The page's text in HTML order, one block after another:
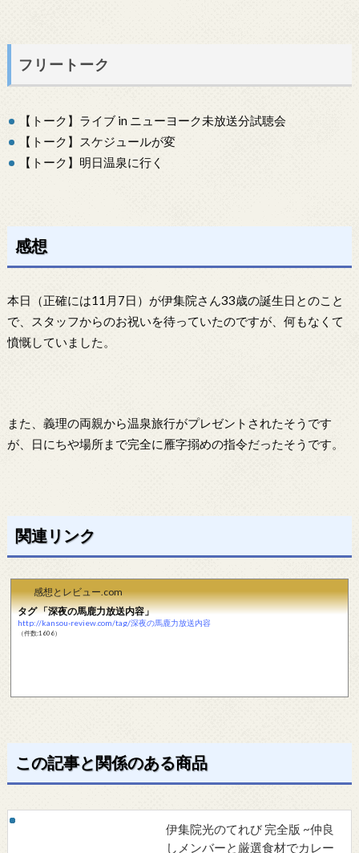
フリートーク
【トーク】ライブ in ニューヨーク未放送分試聴会
【トーク】スケジュールが変
【トーク】明日温泉に行く
感想
本日（正確には11月7日）が伊集院さん33歳の誕生日とのこと
で、スタッフからのお祝いを待っていたのですが、何もなくて
憤慨していました。
また、義理の両親から温泉旅行がプレゼントされたそうです
が、日にちや場所まで完全に雁字搦めの指令だったそうです。
関連リンク
感想とレビュー.com
タグ 「深夜の馬鹿力放送内容」
http://kansou-review.com/tag/深夜の馬鹿力放送内容
（件数:1606）
この記事と関係のある商品
伊集院光のてれび 完全版 ~仲良
しメンバーと厳選食材でカレー